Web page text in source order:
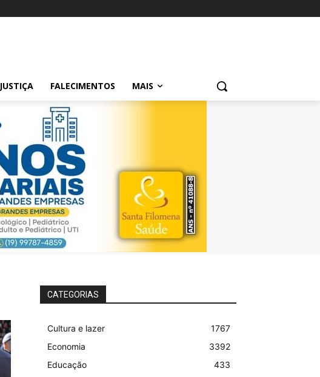
JUSTIÇA FALECIMENTOS MAIS
CATEGORIAS
Cultura e lazer
1767
Economia
3392
Educação
433